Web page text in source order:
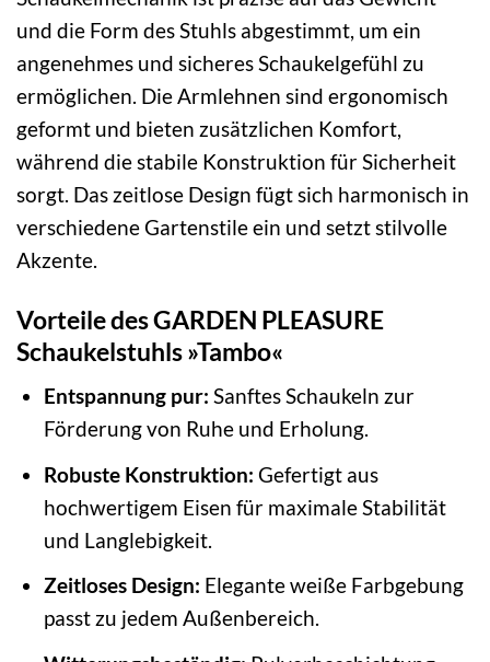
und die Form des Stuhls abgestimmt, um ein
angenehmes und sicheres Schaukelgefühl zu
ermöglichen. Die Armlehnen sind ergonomisch
geformt und bieten zusätzlichen Komfort,
während die stabile Konstruktion für Sicherheit
sorgt. Das zeitlose Design fügt sich harmonisch in
verschiedene Gartenstile ein und setzt stilvolle
Akzente.
Vorteile des GARDEN PLEASURE
Schaukelstuhls »Tambo«
Entspannung pur: Sanftes Schaukeln zur
Förderung von Ruhe und Erholung.
Robuste Konstruktion: Gefertigt aus
hochwertigem Eisen für maximale Stabilität
und Langlebigkeit.
Zeitloses Design: Elegante weiße Farbgebung
passt zu jedem Außenbereich.